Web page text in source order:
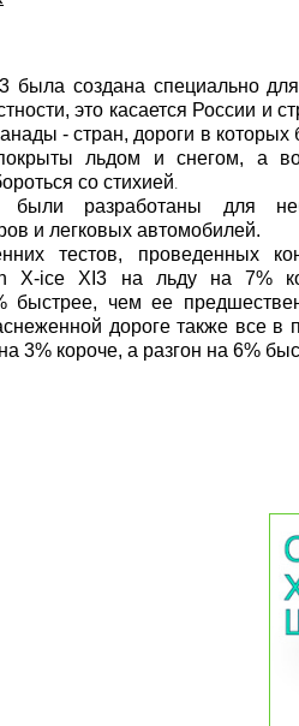
была создана специально
это касается России и
- стран, дороги в
льдом и снегом, а
со стихией.
разработаны для
и легковых автомобилей.
тестов, проведенных
X-ice XI3 на льду на 7%
быстрее, чем ее
дороге также все в
3% короче, а разгон на 6%